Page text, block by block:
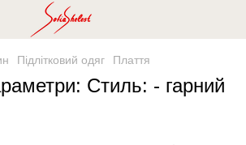
Підлітковий одяг Плаття
Стиль: - гарний